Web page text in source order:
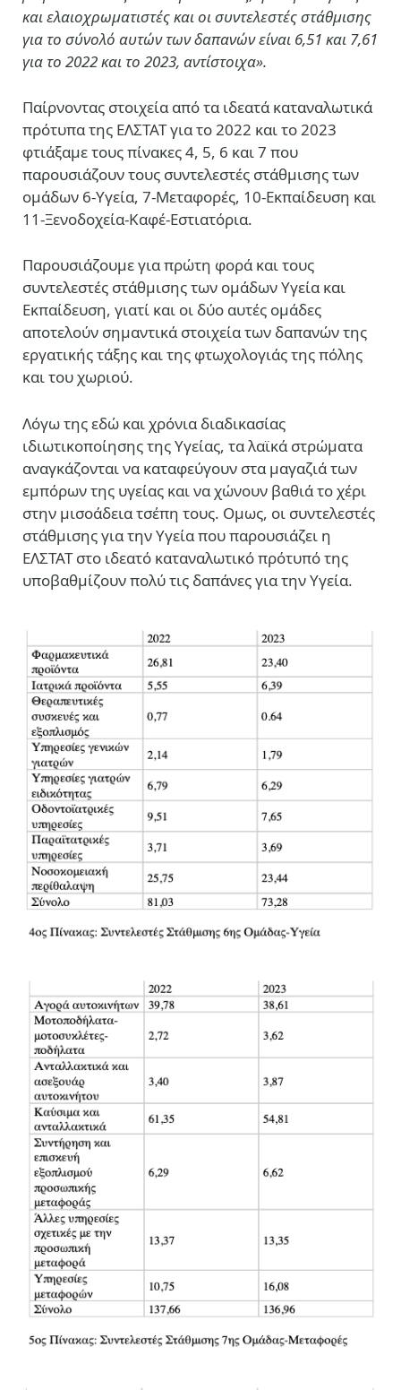
και ελαιοχρωματιστές και οι συντελεστές στάθμισης
για το σύνολό αυτών των δαπανών είναι 6,51 και 7,61
για το 2022 και το 2023, αντίστοιχα».
Παίρνοντας στοιχεία από τα ιδεατά καταναλωτικά
πρότυπα της ΕΛΣΤΑΤ για το 2022 και το 2023
φτιάξαμε τους πίνακες 4, 5, 6 και 7 που
παρουσιάζουν τους συντελεστές στάθμισης των
ομάδων 6-Υγεία, 7-Μεταφορές, 10-Εκπαίδευση και
11-Ξενοδοχεία-Καφέ-Εστιατόρια.
Παρουσιάζουμε για πρώτη φορά και τους
συντελεστές στάθμισης των ομάδων Υγεία και
Εκπαίδευση, γιατί και οι δύο αυτές ομάδες
αποτελούν σημαντικά στοιχεία των δαπανών της
εργατικής τάξης και της φτωχολογιάς της πόλης
και του χωριού.
Λόγω της εδώ και χρόνια διαδικασίας
ιδιωτικοποίησης της Υγείας, τα λαϊκά στρώματα
αναγκάζονται να καταφεύγουν στα μαγαζιά των
εμπόρων της υγείας και να χώνουν βαθιά το χέρι
στην μισοάδεια τσέπη τους. Ομως, οι συντελεστές
στάθμισης για την Υγεία που παρουσιάζει η
ΕΛΣΤΑΤ στο ιδεατό καταναλωτικό πρότυπό της
υποβαθμίζουν πολύ τις δαπάνες για την Υγεία.